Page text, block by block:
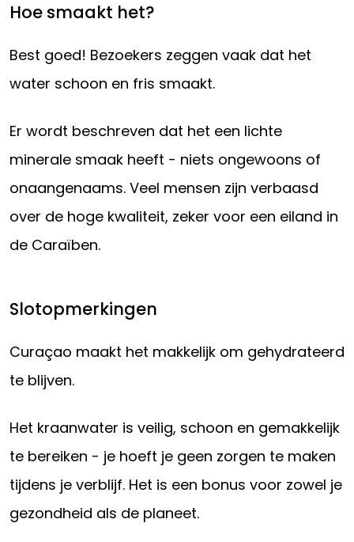
Hoe smaakt het?
Best goed! Bezoekers zeggen vaak dat het
water schoon en fris smaakt.
Er wordt beschreven dat het een lichte
minerale smaak heeft - niets ongewoons of
onaangenaams. Veel mensen zijn verbaasd
over de hoge kwaliteit, zeker voor een eiland in
de Caraïben.
Slotopmerkingen
Curaçao maakt het makkelijk om gehydrateerd
te blijven.
Het kraanwater is veilig, schoon en gemakkelijk
te bereiken - je hoeft je geen zorgen te maken
tijdens je verblijf. Het is een bonus voor zowel je
gezondheid als de planeet.